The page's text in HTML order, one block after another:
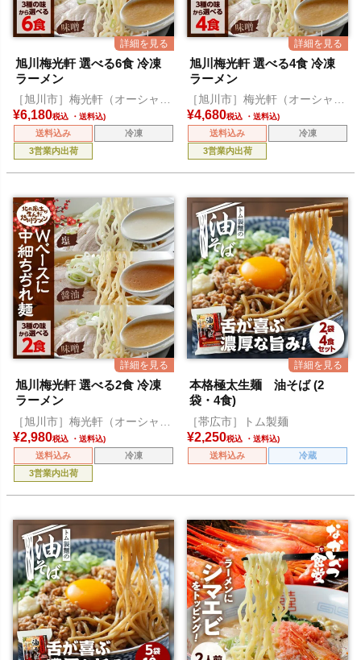
旭川梅光軒 選べる6食 冷凍
ラーメン
［旭川市］梅光軒（オーシャ
ン）
¥6,180税込
送料込み
冷凍
3営業内出荷
旭川梅光軒 選べる4食 冷凍
ラーメン
［旭川市］梅光軒（オーシャ
ン）
¥4,680税込
送料込み
冷凍
3営業内出荷
旭川梅光軒 選べる2食 冷凍
ラーメン
［旭川市］梅光軒（オーシャ
ン）
¥2,980税込
送料込み
冷凍
3営業内出荷
本格極太生麺 油そば (2
袋・4食)
［帯広市］トム製麺
¥2,250税込
送料込み 冷蔵